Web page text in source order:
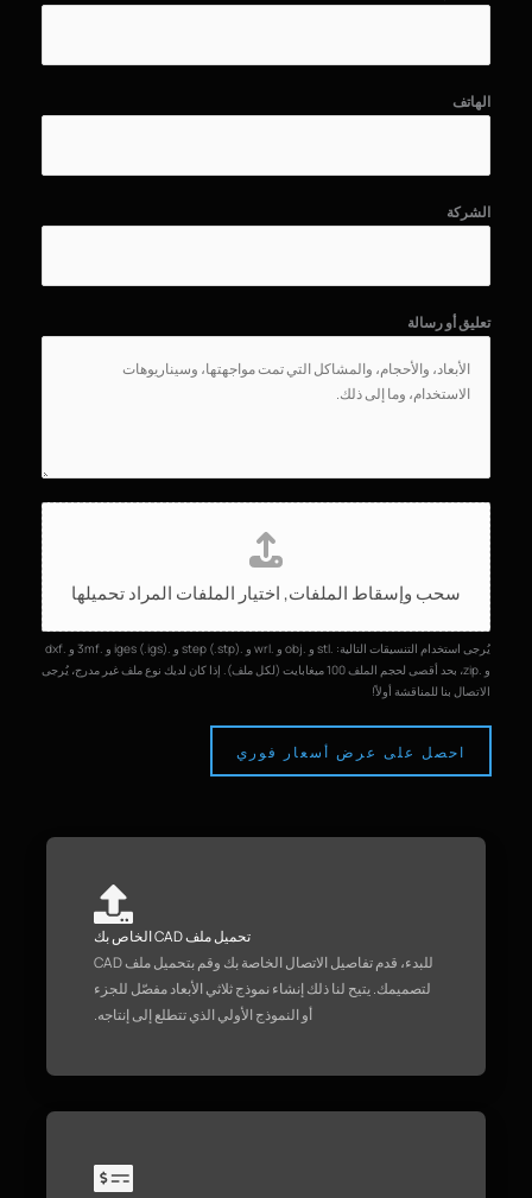
تحميل ملف CAD الخاص بك
للبدء، قدم تفاصيل الاتصال الخاصة بك وقم بتحميل ملف CAD
لتصميمك. يتيح لنا ذلك إنشاء نموذج ثلاثي الأبعاد مفصّل للجزء
أو النموذج الأولي الذي تتطلع إلى إنتاجه.
الهاتف
الشركة
تعليق أو رسالة
ت
ح
م
ي
ل
ا
ل
م
ل
ا
سحب وإسقاط الملفات, اختيار الملفات المراد تحميلها
يُرجى استخدام التنسيقات التالية: .stl و .obj و .wrl و .step (.stp) و .iges (.igs) و .3mf و .dxf
و .zip، بحد أقصى لحجم الملف 100 ميغابايت (لكل ملف). إذا كان لديك نوع ملف غير مدرج، يُرجى
الاتصال بنا للمناقشة أولاً!
احصل على عرض أسعار فوري